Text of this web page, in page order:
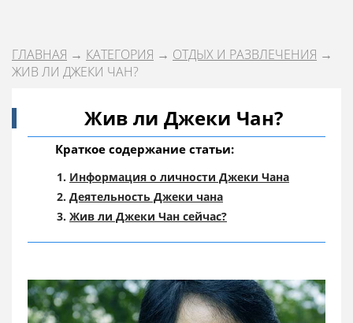
ГЛАВНАЯ → КАТЕГОРИЯ → ОТДЫХ И РАЗВЛЕЧЕНИЯ →
ЖИВ ЛИ ДЖЕКИ ЧАН?
Жив ли Джеки Чан?
Краткое содержание статьи:
Информация о личности Джеки Чана
Деятельность Джеки чана
Жив ли Джеки Чан сейчас?